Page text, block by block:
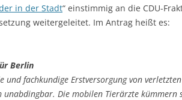
in der Stadt“ einstimmig an die CDU-
weitergeleitet. Im Antrag heißt es:
Berlin
und fachkundige Erstversorgung von
unabdingbar. Die mobilen Tierärzte kümmern